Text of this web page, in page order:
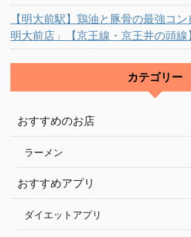
【明大前駅】鶏油と豚骨の最強コ
明大前店」【京王線・京王井の頭線】
カテゴリー
おすすめのお店
ラーメン
おすすめアプリ
ダイエットアプリ